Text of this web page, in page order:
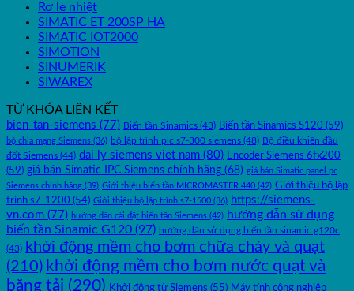
Rơ le nhiệt
SIMATIC ET 200SP HA
SIMATIC IOT2000
SIMOTION
SINUMERIK
SIWAREX
TỪ KHÓA LIÊN KẾT
bien-tan-siemens (77) Biến tần Sinamics (43) Biến tần Sinamics S120 (59)
bộ chia mạng Siemens (36) bộ lập trình plc s7-300 siemens (48) Bộ điều khiển đầu
đốt Siemens (44) dai ly siemens viet nam (80) Encoder Siemens 6fx200
(59) giá bán Simatic IPC Siemens chính hãng (68) giá bán Simatic panel pc
Siemens chính hãng (39) Giới thiệu biến tần MICROMASTER 440 (42) Giới thiệu bộ lập
trình s7-1200 (54) Giới thiệu bộ lập trình s7-1500 (36) https://siemens-
vn.com (77) hướng dẫn cài đặt biến tần Siemens (42) hướng dẫn sử dụng
biến tần Sinamic G120 (97) hướng dẫn sử dụng biến tần sinamic g120c
(43)
khởi động mềm cho bơm chữa cháy và quạt
(210) khởi động mềm cho bơm nước quạt và
băng tải (290) Khởi động từ Siemens (55) Máy tính công nghiệp